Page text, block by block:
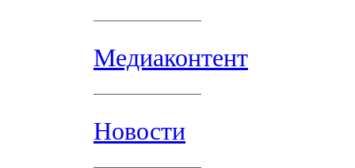
Медиаконтент
Новости